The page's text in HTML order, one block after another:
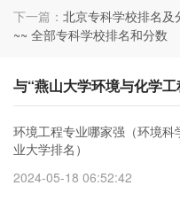
下一篇： 北京专科学校排名及
~~ 全部专科学校排名和分数
与“燕山大学环境与化学
环境工程专业哪家强（环境科
业大学排名）
2024-05-18 06:52:42